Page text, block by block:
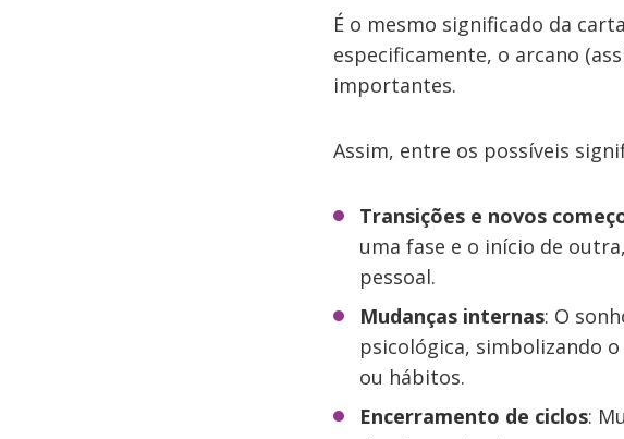
É o mesmo significado da carta
especificamente, o arcano
importantes.
Assim, entre os possíveis
Transições e novos
uma fase e o início de
pessoal.
Mudanças internas: O
psicológica, simbolizando
ou hábitos.
Encerramento de ciclos: